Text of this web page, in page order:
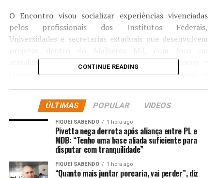
O Encontro visou socializar experiências vivenciadas
pelos profissionais dos Institutos Federais,
Universidades e secretarias estaduais que desenvolvem
atendimento de mulheres cisgênero, transgênero e
travestis em situação de vulnerabilidade social e
A programação contou com palestras, oficinas, rodas de
conversa e relatos de experiências vivenciadas com a
aplicação do programa em diferentes regiões do Brasil.
O grupo enviado pela Seciteci foi constituído pela
equipe Técnica e Gestora do Mulheres Mil: Bruna
Figueiredo (coordenadora do Programa) e Lairce
CONTINUE READING
ÚLTIMAS POPULAR VIDEOS
FIQUEI SABENDO 1 hora ago
Pivetta nega derrota após aliança entre PL e
MDB: “Tenho uma base aliada suficiente para
disputar com tranquilidade”
FIQUEI SABENDO 1 hora ago
“Quanto mais juntar porcaria, vai perder”, diz